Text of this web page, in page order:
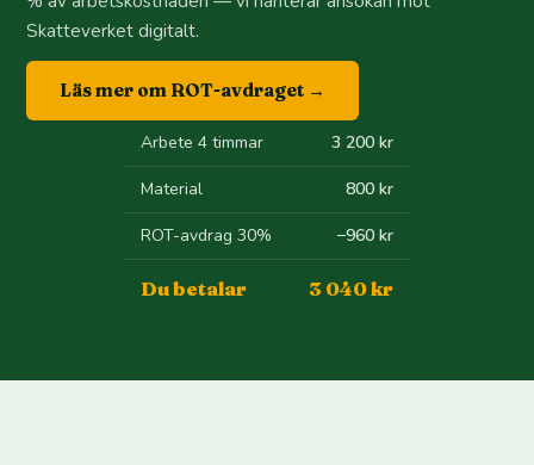
Skatteverket digitalt.
Läs mer om ROT-avdraget →
Arbete 4 timmar 3 200 kr
Material 800 kr
ROT-avdrag 30% −960 kr
Du betalar 3 040 kr